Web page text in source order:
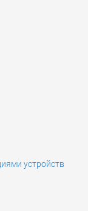
устройств